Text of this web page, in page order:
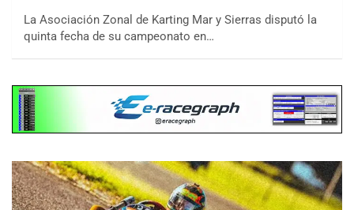
La Asociación Zonal de Karting Mar y Sierras disputó la
quinta fecha de su campeonato en…